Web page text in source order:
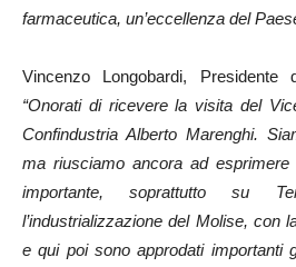
farmaceutica, un’eccellenza del
Vincenzo Longobardi, Presidente
“Onorati di ricevere la visita del
Confindustria Alberto Marenghi.
ma riusciamo ancora ad esprimere
importante, soprattutto su
l’industrializzazione del Molise, con
e qui poi sono approdati importanti